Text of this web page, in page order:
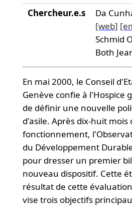
Chercheur.e.s
Da
[web]
Schmid
Both
En mai 2000, le Conseil
Genève confie à l'Hospice
de définir une nouvelle
d'asile. Après dix-huit mois
fonctionnement,
du Développement
pour dresser un premier
nouveau dispositif. Cette
résultat de cette
vise trois objectifs